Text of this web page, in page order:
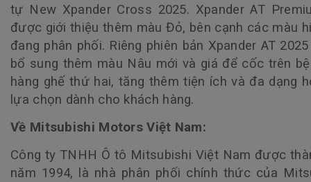
tự New Xpander Cross 2025. Xpander AT
được giới thiệu thêm màu Đỏ, bên cạnh các màu
đang phân phối. Riêng phiên bản Xpander AT
bổ sung thêm màu Nâu mới và giá để cốc trên
hàng ghế thứ hai, tăng thêm tiện ích và đa dạng
lựa chọn dành cho khách hàng.
Về Mitsubishi Motors Việt Nam:
Công ty TNHH Ô tô Mitsubishi Việt Nam được
năm 1994, là nhà phân phối chính thức của